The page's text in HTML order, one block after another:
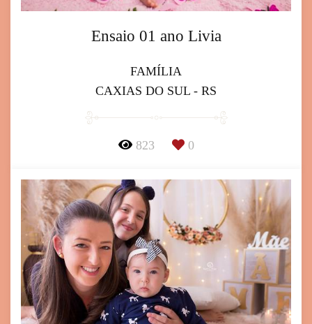
Ensaio 01 ano Livia
FAMÍLIA
CAXIAS DO SUL - RS
823 0